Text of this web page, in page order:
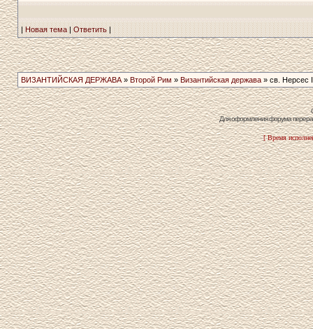
| Новая тема|Ответить|
ВИЗАНТИЙСКАЯ ДЕРЖАВА» Второй Рим » Византийская держава» св. Нерсес I
Для оформления форума
[ Время